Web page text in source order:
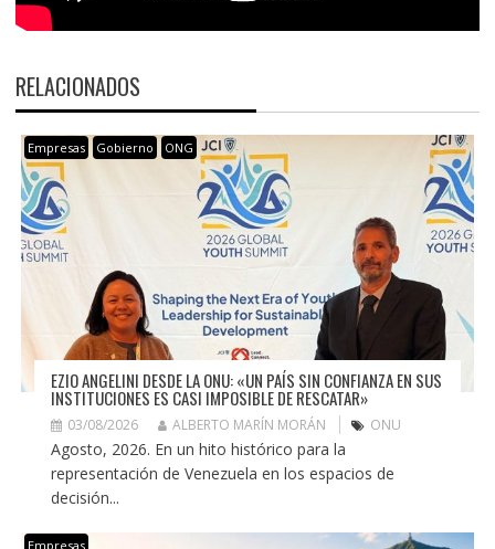
RELACIONADOS
Empresas Gobierno ONG
EZIO ANGELINI DESDE LA ONU: «UN PAÍS SIN CONFIANZA EN SUS
INSTITUCIONES ES CASI IMPOSIBLE DE RESCATAR»
03/08/2026 ALBERTO MARÍN MORÁN ONU
Agosto, 2026. En un hito histórico para la
representación de Venezuela en los espacios de
decisión...
Empresas